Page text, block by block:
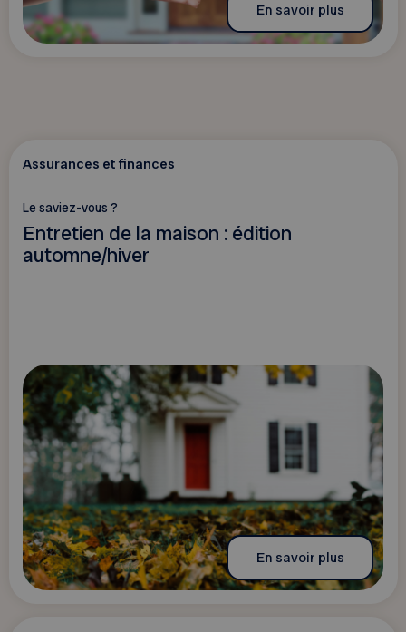
En savoir plus
Assurances et finances
Le saviez-vous ?
Entretien de la maison : édition
automne/hiver
En savoir plus